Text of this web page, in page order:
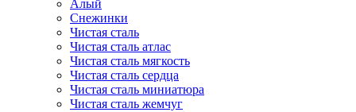
Алый
Снежинки
Чистая сталь
Чистая сталь атлас
Чистая сталь мягкость
Чистая сталь сердца
Чистая сталь миниатюра
Чистая сталь жемчуг